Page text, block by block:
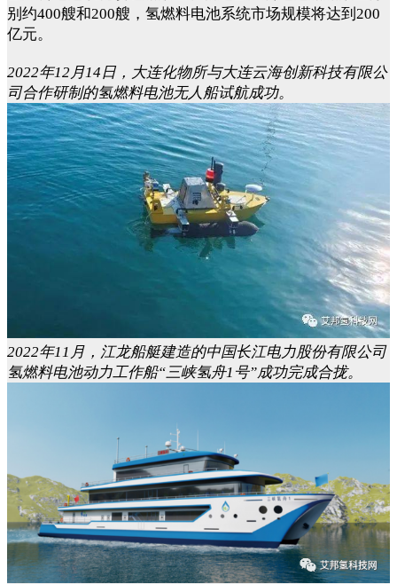
别约400艘和200艘，氢燃料电池系统市场规模将达到200
亿元。
2022年12月14日，大连化物所与大连云海创新科技有限公
司合作研制的氢燃料电池无人船试航成功。
2022年11月，江龙船艇建造的中国长江电力股份有限公司
氢燃料电池动力工作船“三峡氢舟1号”成功完成合拢。